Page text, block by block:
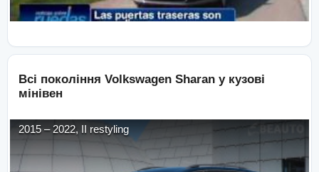
Всі покоління Volkswagen Sharan у кузові
мінівен
2015 – 2022, II restyling